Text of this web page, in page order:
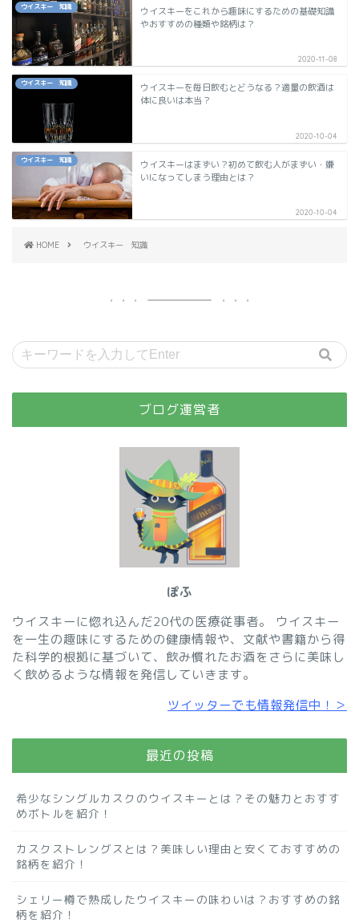
ウイスキー 知識
ウイスキーをこれから趣味にするための基礎知識
やおすすめの種類や銘柄は？
2020-11-08
ウイスキー 知識
ウイスキーを毎日飲むとどうなる？適量の飲酒は
体に良いは本当？
2020-10-04
ウイスキー 知識
ウイスキーはまずい？初めて飲む人がまずい・嫌
いになってしまう理由とは？
2020-10-04
HOME ウイスキー 知識
ブログ運営者
ぽふ
ウイスキーに惚れ込んだ20代の医療従事者。 ウイスキー
を一生の趣味にするための健康情報や、文献や書籍から得
た科学的根拠に基づいて、飲み慣れたお酒をさらに美味し
く飲めるような情報を発信していきます。
ツイッターでも情報発信中！ ＞
最近の投稿
希少なシングルカスクのウイスキーとは？その魅力とおすす
めボトルを紹介！
カスクストレングスとは？美味しい理由と安くておすすめの
銘柄を紹介！
シェリー樽で熟成したウイスキーの味わいは？おすすめの銘
柄を紹介！